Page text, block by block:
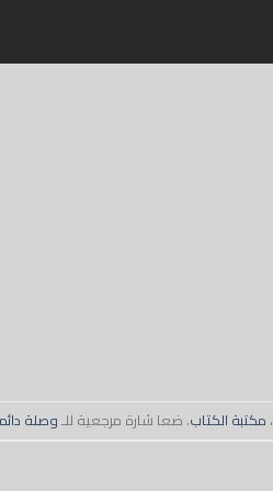
، مكتبة الكتاب. ضعا شارة مرجعية للـوصلة